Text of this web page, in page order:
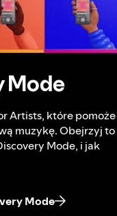
Mode
Artists, które pomoże
muzykę. Obejrzyj to
Mode, i jak
Mode